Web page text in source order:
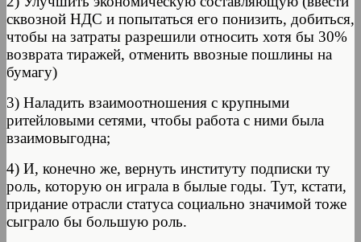
сквозной НДС и попытаться его понизить, добиться,
чтобы на затраты разрешили относить хотя бы 30%
возврата тиражей, отменить ввозные пошлины на
бумагу)
3) Наладить взаимоотношения с крупными
ритейловыми сетями, чтобы работа с ними была
взаимовыгодна;
4) И, конечно же, вернуть институту подписки ту
роль, которую он играла в былые годы. Тут, кстати,
придание отрасли статуса социально значимой тоже
сыграло бы большую роль.